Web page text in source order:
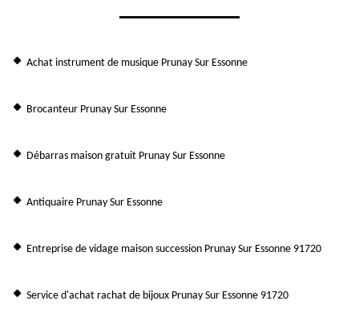
Achat instrument de musique Prunay Sur Essonne
Brocanteur Prunay Sur Essonne
Débarras maison gratuit Prunay Sur Essonne
Antiquaire Prunay Sur Essonne
Entreprise de vidage maison succession Prunay Sur Essonne 91720
Service d'achat rachat de bijoux Prunay Sur Essonne 91720